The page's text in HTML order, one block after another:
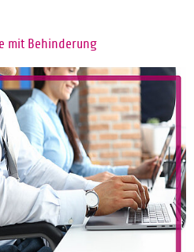
mit Behinderung